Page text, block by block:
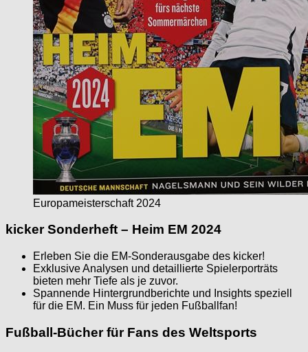
Europameisterschaft 2024
kicker Sonderheft – Heim EM 2024
Erleben Sie die EM-Sonderausgabe des kicker!
Exklusive Analysen und detaillierte Spielerporträts
bieten mehr Tiefe als je zuvor.
Spannende Hintergrundberichte und Insights speziell
für die EM. Ein Muss für jeden Fußballfan!
Fußball-Bücher für Fans des Weltsports